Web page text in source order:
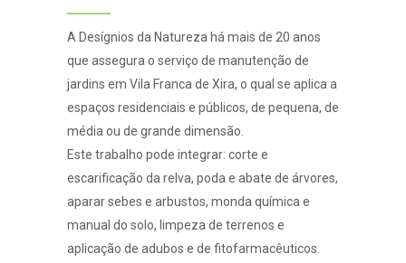
A Desígnios da Natureza há mais de 20 anos
que assegura o serviço de manutenção de
jardins em Vila Franca de Xira, o qual se aplica a
espaços residenciais e públicos, de pequena, de
média ou de grande dimensão.
Este trabalho pode integrar: corte e
escarificação da relva, poda e abate de árvores,
aparar sebes e arbustos, monda química e
manual do solo, limpeza de terrenos e
aplicação de adubos e de fitofarmacêuticos.